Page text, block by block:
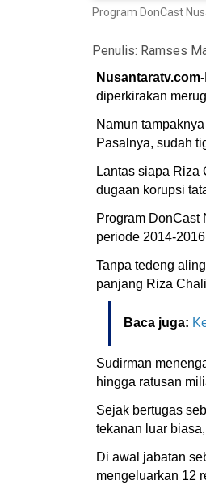
Program DonCast
Penulis: Ramses
Nusantaratv.com
diperkirakan
Namun
Pasalnya, sudah
Lantas siapa Riza
dugaan korupsi
Program DonCast
periode 2014-
Tanpa tedeng
panjang Riza
Baca juga:
Sudirman
hingga ratusan
Sejak bertugas
tekanan luar
Di awal jabatan
mengeluarkan 12